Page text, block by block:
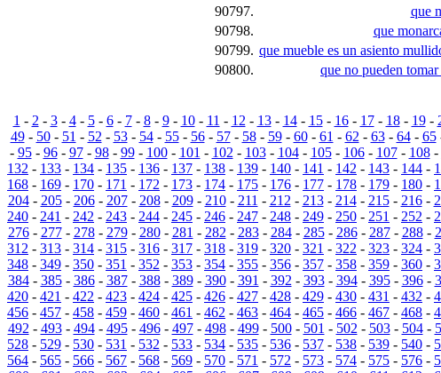
90797.
que
90798.
que
90799. que mueble es un asiento
90800.
que no pueden
1 - 2 - 3- 4- 5- 6- 7- 8- 9- 10- 11 - 12 - 13- 14- 15- 16- 17- 18- 19-
49- 50- 51 - 52 - 53- 54- 55- 56- 57- 58- 59- 60- 61 - 62 - 63- 64- 65
- 95- 96- 97- 98- 99- 100- 101 - 102 - 103- 104- 105- 106- 107- 108-
132 - 133 - 134 - 135 - 136 - 137 - 138 - 139 - 140 - 141 - 142 - 143 - 144 -
168 - 169 - 170 - 171 - 172 - 173 - 174 - 175 - 176 - 177 - 178 - 179 - 180 -
204- 205- 206- 207- 208- 209- 210- 211 - 212 - 213- 214- 215- 216-
240 - 241 - 242 - 243 - 244 - 245 - 246 - 247 - 248 - 249 - 250 - 251 - 252 -
276- 277- 278- 279- 280- 281 - 282 - 283- 284- 285- 286- 287- 288-
312 - 313 - 314 - 315 - 316 - 317 - 318 - 319 - 320 - 321 - 322 - 323 - 324 -
348 - 349 - 350 - 351 - 352 - 353 - 354 - 355 - 356 - 357 - 358 - 359 - 360 -
384- 385- 386- 387- 388- 389- 390- 391 - 392 - 393- 394- 395- 396-
420 - 421 - 422 - 423 - 424 - 425 - 426 - 427 - 428 - 429 - 430 - 431 - 432 -
456 - 457 - 458 - 459 - 460 - 461 - 462 - 463 - 464 - 465 - 466 - 467 - 468 -
492 - 493- 494- 495- 496- 497- 498- 499- 500- 501 - 502 - 503- 504-
528 - 529 - 530 - 531 - 532 - 533 - 534 - 535 - 536 - 537 - 538 - 539 - 540 -
564 - 565 - 566 - 567 - 568 - 569 - 570 - 571 - 572 - 573 - 574 - 575 - 576 -